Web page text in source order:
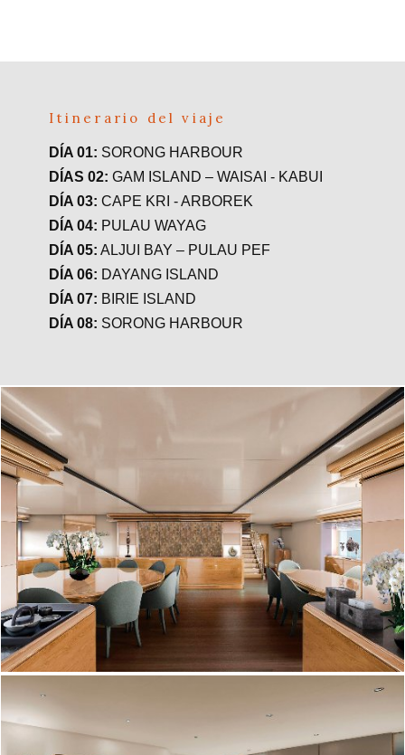
Itinerario del viaje
DÍA 01: SORONG HARBOUR
DÍAS 02: GAM ISLAND – WAISAI - KABUI
DÍA 03: CAPE KRI - ARBOREK
DÍA 04: PULAU WAYAG
DÍA 05: ALJUI BAY – PULAU PEF
DÍA 06: DAYANG ISLAND
DÍA 07: BIRIE ISLAND
DÍA 08: SORONG HARBOUR